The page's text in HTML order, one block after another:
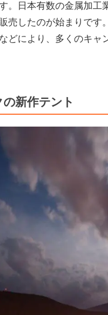
。日本有数の金属加工
売したのが始まりで
どにより、多くのキャ
新作テント